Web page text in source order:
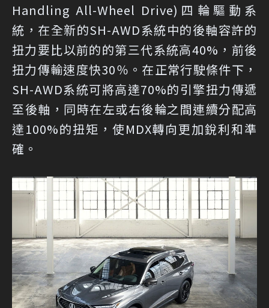
Handling All-Wheel Drive)四輪驅動系
統，在全新的SH-AWD系統中的後軸容許的
扭力要比以前的的第三代系統高40%，前後
扭力傳輸速度快30％。在正常行駛條件下，
SH-AWD系統可將高達70%的引擎扭力傳遞
至後軸，同時在左或右後輪之間連續分配高
達100%的扭矩，使MDX轉向更加銳利和準
確。